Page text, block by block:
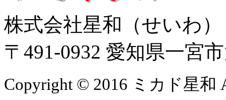
株式会社星和（せいわ
〒491-0932 愛知県一宮
Copyright © 2016 ミカド星和